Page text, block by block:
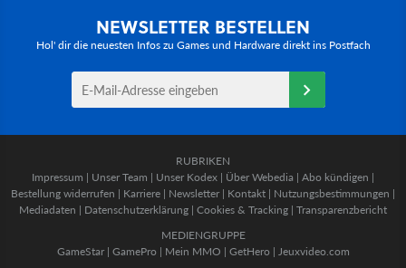
NEWSLETTER BESTELLEN
Hol' dir die neuesten Infos zu Games und Hardware direkt ins Postfach
RUBRIKEN
Impressum | Unser Team | Unser Kodex | Über Webedia | Abo kündigen |
Bestellung widerrufen | Karriere | Newsletter | Kontakt | Nutzungsbestimmungen |
Mediadaten | Datenschutzerklärung | Cookies & Tracking | Transparenzbericht
MEDIENGRUPPE
GameStar| GamePro | Mein MMO | GetHero | Jeuxvideo.com